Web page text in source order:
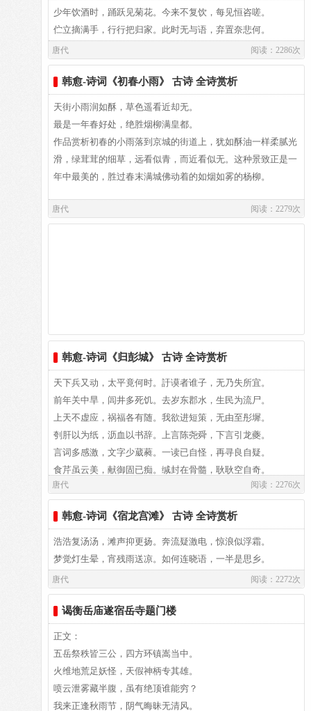
贬谪的改为追回，流放的也被召还，
涤荡污秽瑕垢，改革弊端清理朝班。
刺史为我申报了，却被观察使扣压，
当时一起贬谪的人，大都已经启程，
一年中的月色，只有今夜最美最多，
人生全由天命注定，不在其他原因，
有酒不饮，如何对得起这明月光景。
大厦深檐与覆盖，经历久远期无陀。
中朝大官老于事，讵肯感激徒媕婀。
牧童敲火牛砺角，谁复着手为摩挲。
日销月铄就埋没，六年西顾空吟哦。
羲之俗书趁姿媚，数纸尚可博白鹅。
方今太平日无事，柄任儒术崇丘轲。
翥：飞。 8、掎摭：采取； 9、羲：羲和，这里指日； 10、
娥：指月。 11、讵肯：岂肯； 12、婀：无主见。 13、八
代：所指不明，泛指秦汉之后诸朝。 14、则那：又奈何。
【韵译】：
张生手拿周朝石鼓文的拓本， 劝我写一首咏赞它的石鼓歌。
杜甫李白才华盖世但都作古， 薄才之人面对石鼓无可奈何。
周朝政治衰败全国动荡不安， 周宣王发愤起兵挥起了天戈。
庆功之时大开明堂接受朝贺， 诸侯接踵而至剑佩叮撞磨。
宣王田猎驰骋岐阳多么英俊， 四方禽兽无处躲藏都被网罗。
为把英雄功业刻石扬名万世， 凿山石雕石鼓毁坏高山嵯峨。
随从之臣才艺都是世上第一， 挑选优秀撰写刻石放在山坡。
偶逢明月曜桃李。先生有意许降临，更遣长须致双鲤。
少年饮酒时，踊跃见菊花。今来不复饮，每见恒咨嗟。
伫立摘满手，行行把归家。此时无与语，弃置奈悲何。
唐代 阅读：2286次
韩愈-诗词《初春小雨》 古诗 全诗赏析
天街小雨润如酥，草色遥看近却无。
最是一年春好处，绝胜烟柳满皇都。
作品赏析初春的小雨落到京城的街道上，犹如酥油一样柔腻光
滑，绿茸茸的细草，远看似青，而近看似无。这种景致正是一
年中最美的，胜过春末满城佛动着的如烟如雾的杨柳。
这首小诗是写给水部员外郎张籍的。张籍在兄弟辈中排行
二月，在北方，当树梢上、屋檐下都还挂着冰凌儿的时候，春
在何处？连影儿也不见。但若是下过一番小雨后，第二天，你
瞧吧，春来了。雨脚儿轻轻地走过大地，留下了春的印迹，那
就是最初的春草芽儿冒出来了，远远望去，朦朦胧胧，仿佛有
一片极淡极淡的青青之色，这是早春的草色。看着它，人们心
里顿时充满欣欣然的生意。可是当你带着无限喜悦之情走近去
看个仔细，地上是稀稀朗朗的极为纤细的芽，却反而看不清什
么颜色了。诗人象一位高明的水墨画家，挥洒着他饱蘸水分的
妙笔，隐隐泛出了那一抹青青之痕，便是早春的草色。远远望
去，再象也没有，可走近了，反倒看不出。这句“草色遥看近
这设色的背景，是那落在天街（皇城中的街道）上的纤细
小雨。透过雨丝遥望草色，更给早春草色增添了一层朦胧美。
而小雨又滋润如酥。酥就是奶油。受了这样的滋润，那草色还
能不新吗？又有这样的背景来衬托，那草色还能不美吗？
唐代 阅读：2279次
韩愈-诗词《归彭城》 古诗 全诗赏析
天下兵又动，太平竟何时。訏谟者谁子，无乃失所宜。
前年关中旱，闾井多死饥。去岁东郡水，生民为流尸。
上天不虚应，祸福各有随。我欲进短策，无由至彤墀。
刳肝以为纸，沥血以书辞。上言陈尧舜，下言引龙夔。
言词多感激，文字少葳蕤。一读已自怪，再寻良自疑。
食芹虽云美，献御固已痴。缄封在骨髓，耿耿空自奇。
昨者到京城，屡陪高车驰。周行多俊异，议论无瑕疵。
归来戎马间，惊顾似羁雌。连日或不语，终朝见相欺。
乘闲辄骑马，茫茫诣空陂。遇酒即酩酊，君知我为谁。
唐代 阅读：2276次
韩愈-诗词《宿龙宫滩》 古诗 全诗赏析
浩浩复汤汤，滩声抑更扬。奔流疑激电，惊浪似浮霜。
梦觉灯生晕，宵残雨送凉。如何连晓语，一半是思乡。
唐代 阅读：2272次
谒衡岳庙遂宿岳寺题门楼
正文：
五岳祭秩皆三公，四方环镇嵩当中。
火维地荒足妖怪，天假神柄专其雄。
喷云泄雾藏半腹，虽有绝顶谁能穷？
我来正逢秋雨节，阴气晦昧无清风。